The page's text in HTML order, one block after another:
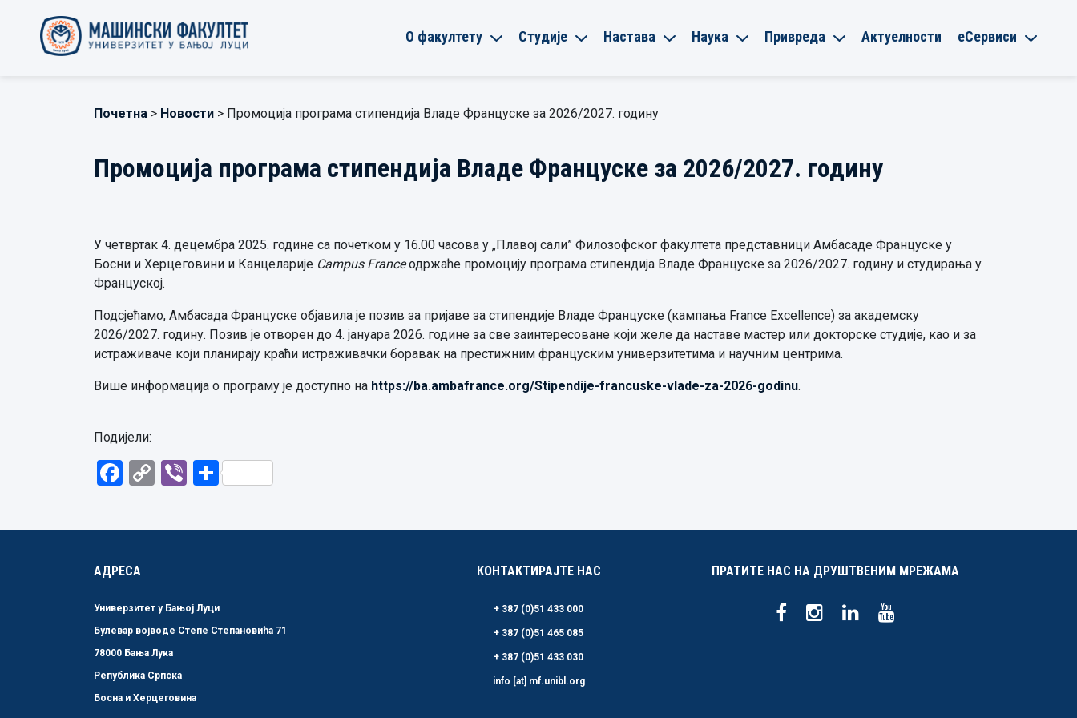
О факултету Студије Настава Наука Привреда Актуелности еСервиси
Почетна > Новости > Промоција програма стипендија Владе Француске за 2026/2027. годину
Промоција програма стипендија Владе Француске за 2026/2027. годину
У четвртак 4. децембра 2025. године са почетком у 16.00 часова у „Плавој сали” Филозофског факултета представници Амбасаде Француске у
Босни и Херцеговини и Канцеларије Campus Franceодржаће промоцију програма стипендија Владе Француске за 2026/2027. годину и студирања у
Француској.
Подсјећамо, Амбасада Француске објавила је позив за пријаве за стипендије Владе Француске (кампања France Excellence) за академску
2026/2027. годину. Позив је отворен до 4. јануара 2026. године за све заинтересоване који желе да наставе мастер или докторске студије, као и за
истраживаче који планирају краћи истраживачки боравак на престижним француским универзитетима и научним центрима.
Више информација о програму је доступно на https://ba.ambafrance.org/Stipendije-francuske-vlade-za-2026-godinu.
Подијели:
Facebook
CopyViberShare
АДРЕСА
Универзитет у Бањој Луци
Булевар војводе Степе Степановића 71
78000 Бања Лука
Република Српска
Босна и Херцеговина
КОНТАКТИРАЈТЕ НАС
+ 387 (0)51 433 000
+ 387 (0)51 465 085
+ 387 (0)51 433 030
info [at] mf.unibl.org
ПРАТИТЕ НАС НА ДРУШТВЕНИМ МРЕЖАМА